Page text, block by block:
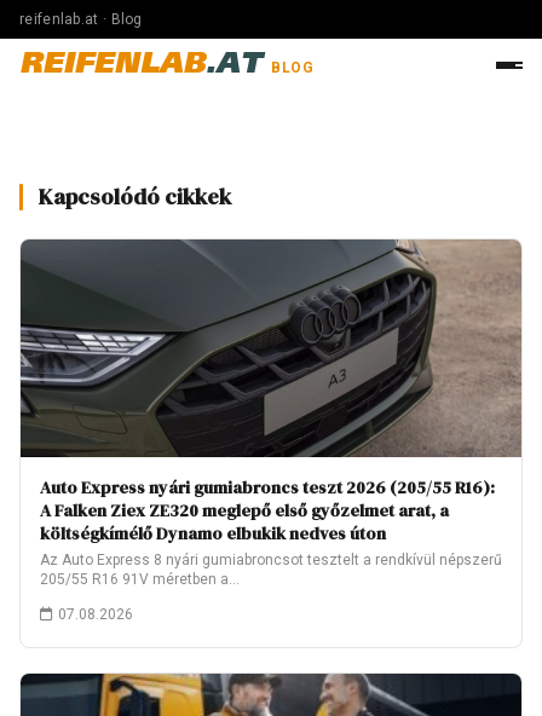
reifenlab.at · Blog
REIFENLAB.AT BLOG
Kapcsolódó cikkek
Auto Express nyári gumiabroncs teszt 2026 (205/55 R16):
A Falken Ziex ZE320 meglepő első győzelmet arat, a
költségkímélő Dynamo elbukik nedves úton
Az Auto Express 8 nyári gumiabroncsot tesztelt a rendkívül népszerű
205/55 R16 91V méretben a…
07.08.2026